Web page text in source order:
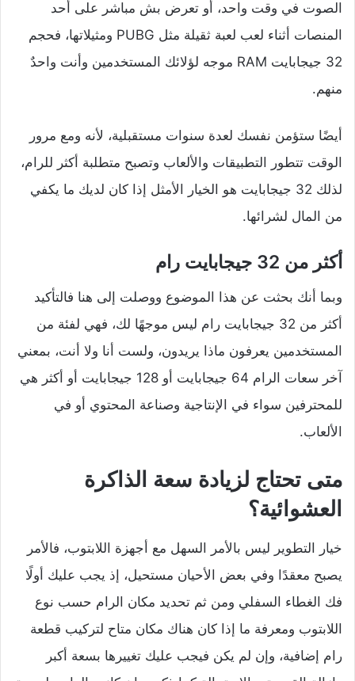
الصوت في وقت واحد، أو تعرض بش مباشر على أحد
المنصات أثناء لعب لعبة ثقيلة مثل PUBG ومثيلاتها، فحجم
32 جيجابايت RAM موجه لؤلائك المستخدمين وأنت واحدٌ
منهم.
أيضًا ستؤمن نفسك لعدة سنوات مستقبلية، لأنه ومع مرور
الوقت تتطور التطبيقات والألعاب وتصبح متطلبة أكثر للرام،
لذلك 32 جيجابايت هو الخيار الأمثل إذا كان لديك ما يكفي
من المال لشرائها.
أكثر من 32 جيجابايت رام
وبما أنك بحثت عن هذا الموضوع ووصلت إلى هنا فالتأكيد
أكثر من 32 جيجابايت رام ليس موجهًا لك، فهي لفئة من
المستخدمين يعرفون ماذا يريدون، ولست أنا ولا أنت، بمعني
آخر سعات الرام 64 جيجابايت أو 128 جيجابايت أو أكثر هي
للمحترفين سواء في الإنتاجية وصناعة المحتوي أو في
الألعاب.
متى تحتاج لزيادة سعة الذاكرة
العشوائية؟
خيار التطوير ليس بالأمر السهل مع أجهزة اللابتوب، فالأمر
يصبح معقدًا وفي بعض الأحيان مستحيل، إذ يجب عليك أولًا
فك الغطاء السفلي ومن ثم تحديد مكان الرام حسب نوع
اللابتوب ومعرفة ما إذا كان هناك مكان متاح لتركيب قطعة
رام إضافية، وإن لم يكن فيجب عليك تغييرها بسعة أكبر